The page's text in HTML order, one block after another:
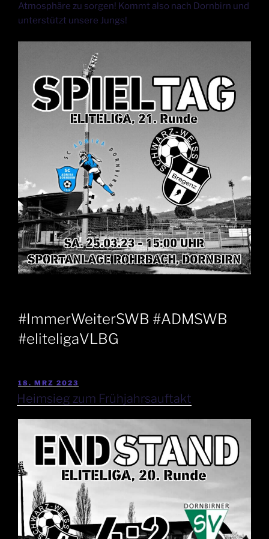
Atmosphäre zu sorgen! Kommt also nach Dornbirn und
unterstützt unsere Jungs!
#ImmerWeiterSWB #ADMSWB
#eliteligaVLBG
18. MRZ 2023
Heimsieg zum Frühjahrsauftakt